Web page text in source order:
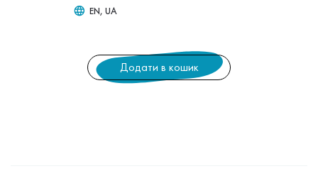
EN, UA
Додати в кошик